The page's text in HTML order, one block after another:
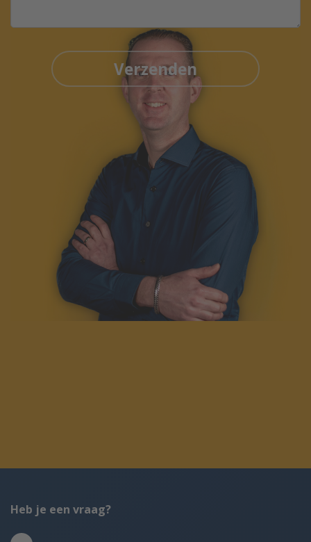
Verzenden
Heb je een vraag?